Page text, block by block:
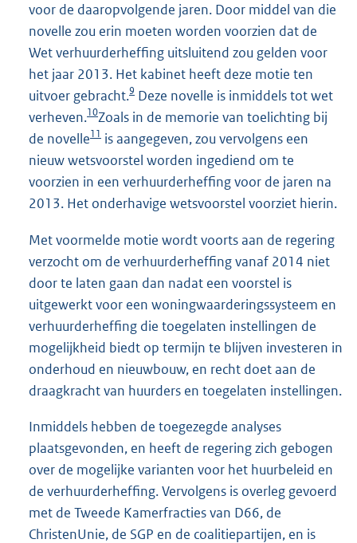
voor de daaropvolgende jaren. Door middel van die
novelle zou erin moeten worden voorzien dat de
Wet verhuurderheffing uitsluitend zou gelden voor
het jaar 2013. Het kabinet heeft deze motie ten
uitvoer gebracht.9 Deze novelle is inmiddels tot wet
verheven.10Zoals in de memorie van toelichting bij
de novelle11 is aangegeven, zou vervolgens een
nieuw wetsvoorstel worden ingediend om te
voorzien in een verhuurderheffing voor de jaren na
2013. Het onderhavige wetsvoorstel voorziet hierin.
Met voormelde motie wordt voorts aan de regering
verzocht om de verhuurderheffing vanaf 2014 niet
door te laten gaan dan nadat een voorstel is
uitgewerkt voor een woningwaarderingssysteem en
verhuurderheffing die toegelaten instellingen de
mogelijkheid biedt op termijn te blijven investeren in
onderhoud en nieuwbouw, en recht doet aan de
draagkracht van huurders en toegelaten instellingen.
Inmiddels hebben de toegezegde analyses
plaatsgevonden, en heeft de regering zich gebogen
over de mogelijke varianten voor het huurbeleid en
de verhuurderheffing. Vervolgens is overleg gevoerd
met de Tweede Kamerfracties van D66, de
ChristenUnie, de SGP en de coalitiepartijen, en is